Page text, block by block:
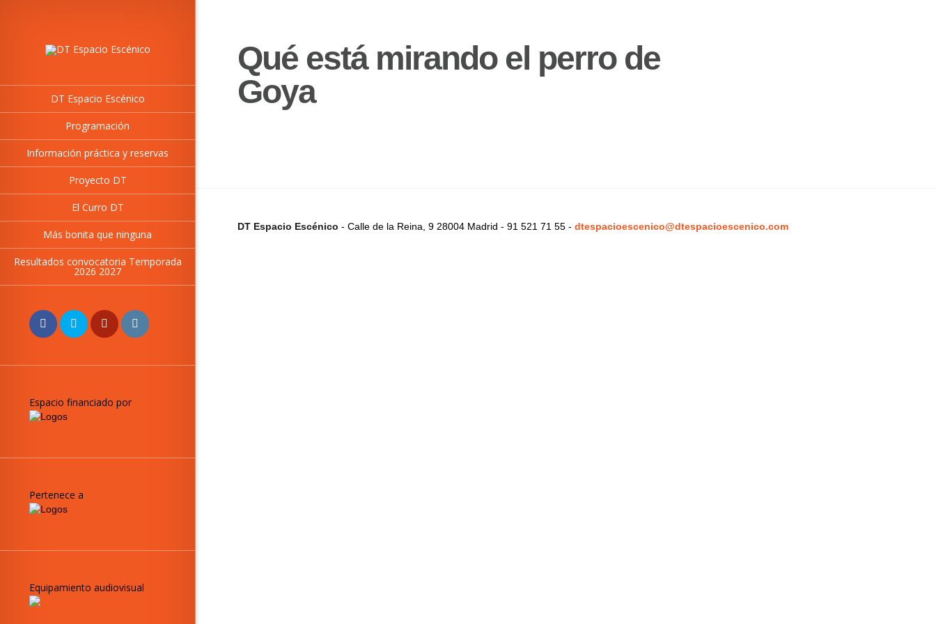
DT Espacio Escénico
Programación
Información práctica y reservas
Proyecto DT
El Curro DT
Más bonita que ninguna
Resultados convocatoria Temporada
2026 2027
Espacio financiado por
Pertenece a
Equipamiento audiovisual
Qué está mirando el perro de
Goya
DT Espacio Escénico - Calle de la Reina, 9 28004 Madrid - 91 521 71 55 - dtespacioescenico@dtespacioescenico.com